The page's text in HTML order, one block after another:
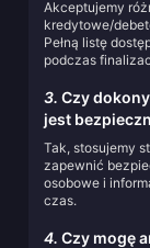
Akceptujemy
kredytowe/
Pełną listę
podczas
3. Czy
jest
Tak, stosujemy
zapewnić
osobowe i
czas.
4. Czy mogę